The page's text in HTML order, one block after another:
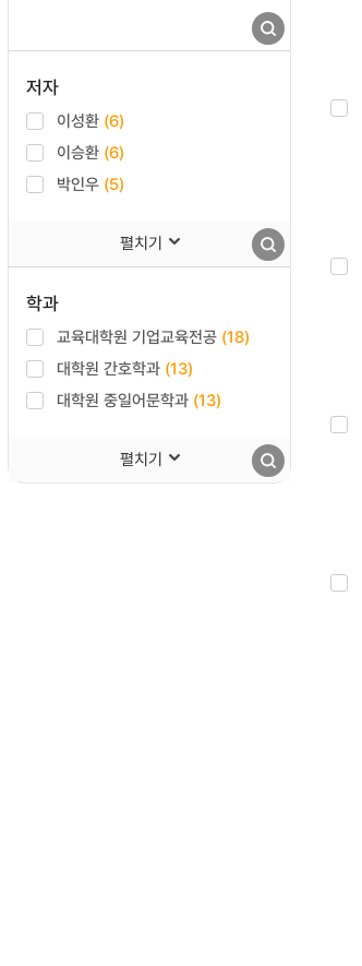
저자
이성환 (6)
이승환 (6)
박인우 (5)
펼치기
학과
교육대학원 기업교육전공 (18)
대학원 간호학과 (13)
대학원 중일어문학과 (13)
펼치기